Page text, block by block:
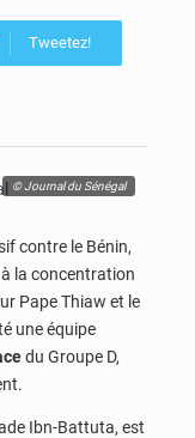
Tweetez!
© Journal du Sénégal
contre le Bénin,
à la concentration
Pape Thiaw et le
une équipe
du Groupe D,
Ibn-Battuta, est